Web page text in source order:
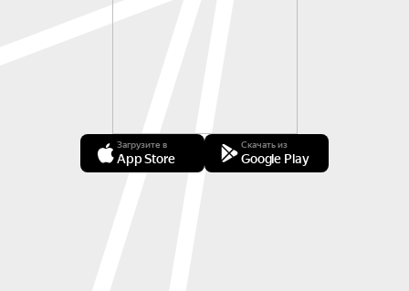
Загрузите в
App Store
Скачать из
Google Play